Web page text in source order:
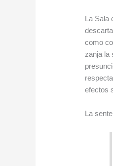
La Sala
como
zanja la
efectos
La